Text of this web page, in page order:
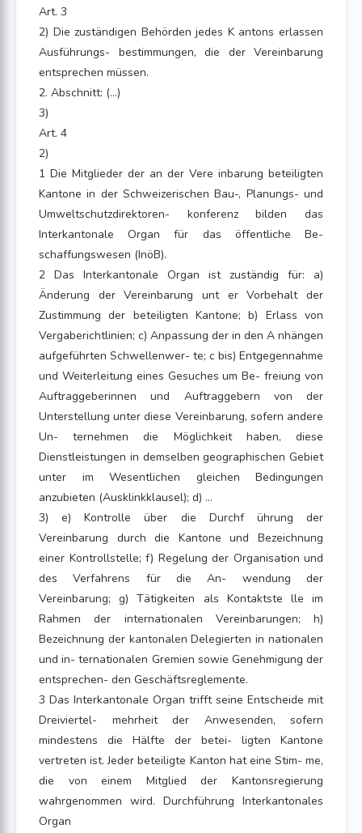
Art. 3
2) Die zuständigen Behörden jedes K antons erlassen
Ausführungs- bestimmungen, die der Vereinbarung
entsprechen müssen.
2. Abschnitt: (...)
3)
Art. 4
2)
1 Die Mitglieder der an der Vere inbarung beteiligten
Kantone in der Schweizerischen Bau-, Planungs- und
Umweltschutzdirektoren- konferenz bilden das
Interkantonale Organ für das öffentliche Be-
schaffungswesen (InöB).
2 Das Interkantonale Organ ist zuständig für: a)
Änderung der Vereinbarung unt er Vorbehalt der
Zustimmung der beteiligten Kantone; b) Erlass von
Vergaberichtlinien; c) Anpassung der in den A nhängen
aufgeführten Schwellenwer- te; c bis) Entgegennahme
und Weiterleitung eines Gesuches um Be- freiung von
Auftraggeberinnen und Auftraggebern von der
Unterstellung unter diese Vereinbarung, sofern andere
Un- ternehmen die Möglichkeit haben, diese
Dienstleistungen in demselben geographischen Gebiet
unter im Wesentlichen gleichen Bedingungen
anzubieten (Ausklinkklausel); d) ...
3) e) Kontrolle über die Durchf ührung der
Vereinbarung durch die Kantone und Bezeichnung
einer Kontrollstelle; f) Regelung der Organisation und
des Verfahrens für die An- wendung der
Vereinbarung; g) Tätigkeiten als Kontaktste lle im
Rahmen der internationalen Vereinbarungen; h)
Bezeichnung der kantonalen Delegierten in nationalen
und in- ternationalen Gremien sowie Genehmigung der
entsprechen- den Geschäftsreglemente.
3 Das Interkantonale Organ trifft seine Entscheide mit
Dreiviertel- mehrheit der Anwesenden, sofern
mindestens die Hälfte der betei- ligten Kantone
vertreten ist. Jeder beteiligte Kanton hat eine Stim- me,
die von einem Mitglied der Kantonsregierung
wahrgenommen wird. Durchführung Interkantonales
Organ